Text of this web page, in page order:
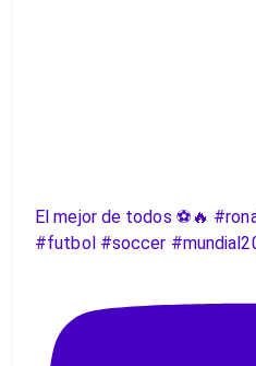
El mejor de todos ⚽️🔥
#futbol #soccer